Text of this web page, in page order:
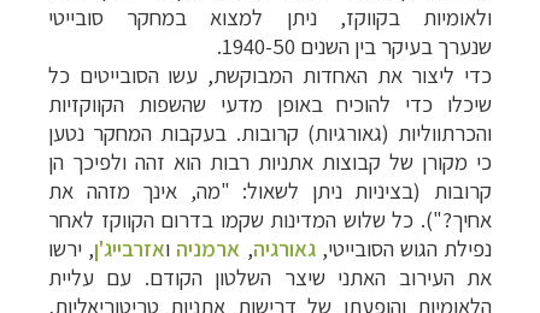
ולאומיות בקווקז, ניתן למצוא במחקר סובייטי
שנערך בעיקר בין השנים 1940-50.
כדי ליצור את האחדות המבוקשת, עשו הסובייטים כל
שיכלו כדי להוכיח באופן מדעי שהשפות הקווקזיות
והכרתווליות (גאורגיות) קרובות. בעקבות המחקר נטען
כי מקורן של קבוצות אתניות רבות הוא זהה ולפיכך הן
קרובות (בציניות ניתן לשאול: "מה, אינך מזהה את
אחיך?"). כל שלוש המדינות שקמו בדרום הקווקז לאחר
נפילת הגוש הסובייטי, גאורגיה, ארמניה ואזרבייג'ן, ירשו
את העירוב האתני שיצר השלטון הקודם. עם עליית
הלאומיות והופעתן של דרישות אתניות טריטוריאליות,